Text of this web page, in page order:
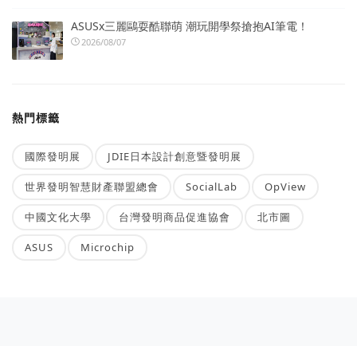
ASUSx三麗鷗耍酷聯萌 潮玩開學祭搶抱AI筆電！
2026/08/07
熱門標籤
國際發明展 JDIE日本設計創意暨發明展
世界發明智慧財產聯盟總會 SocialLab OpView
中國文化大學 台灣發明商品促進協會 北市圖
ASUS Microchip